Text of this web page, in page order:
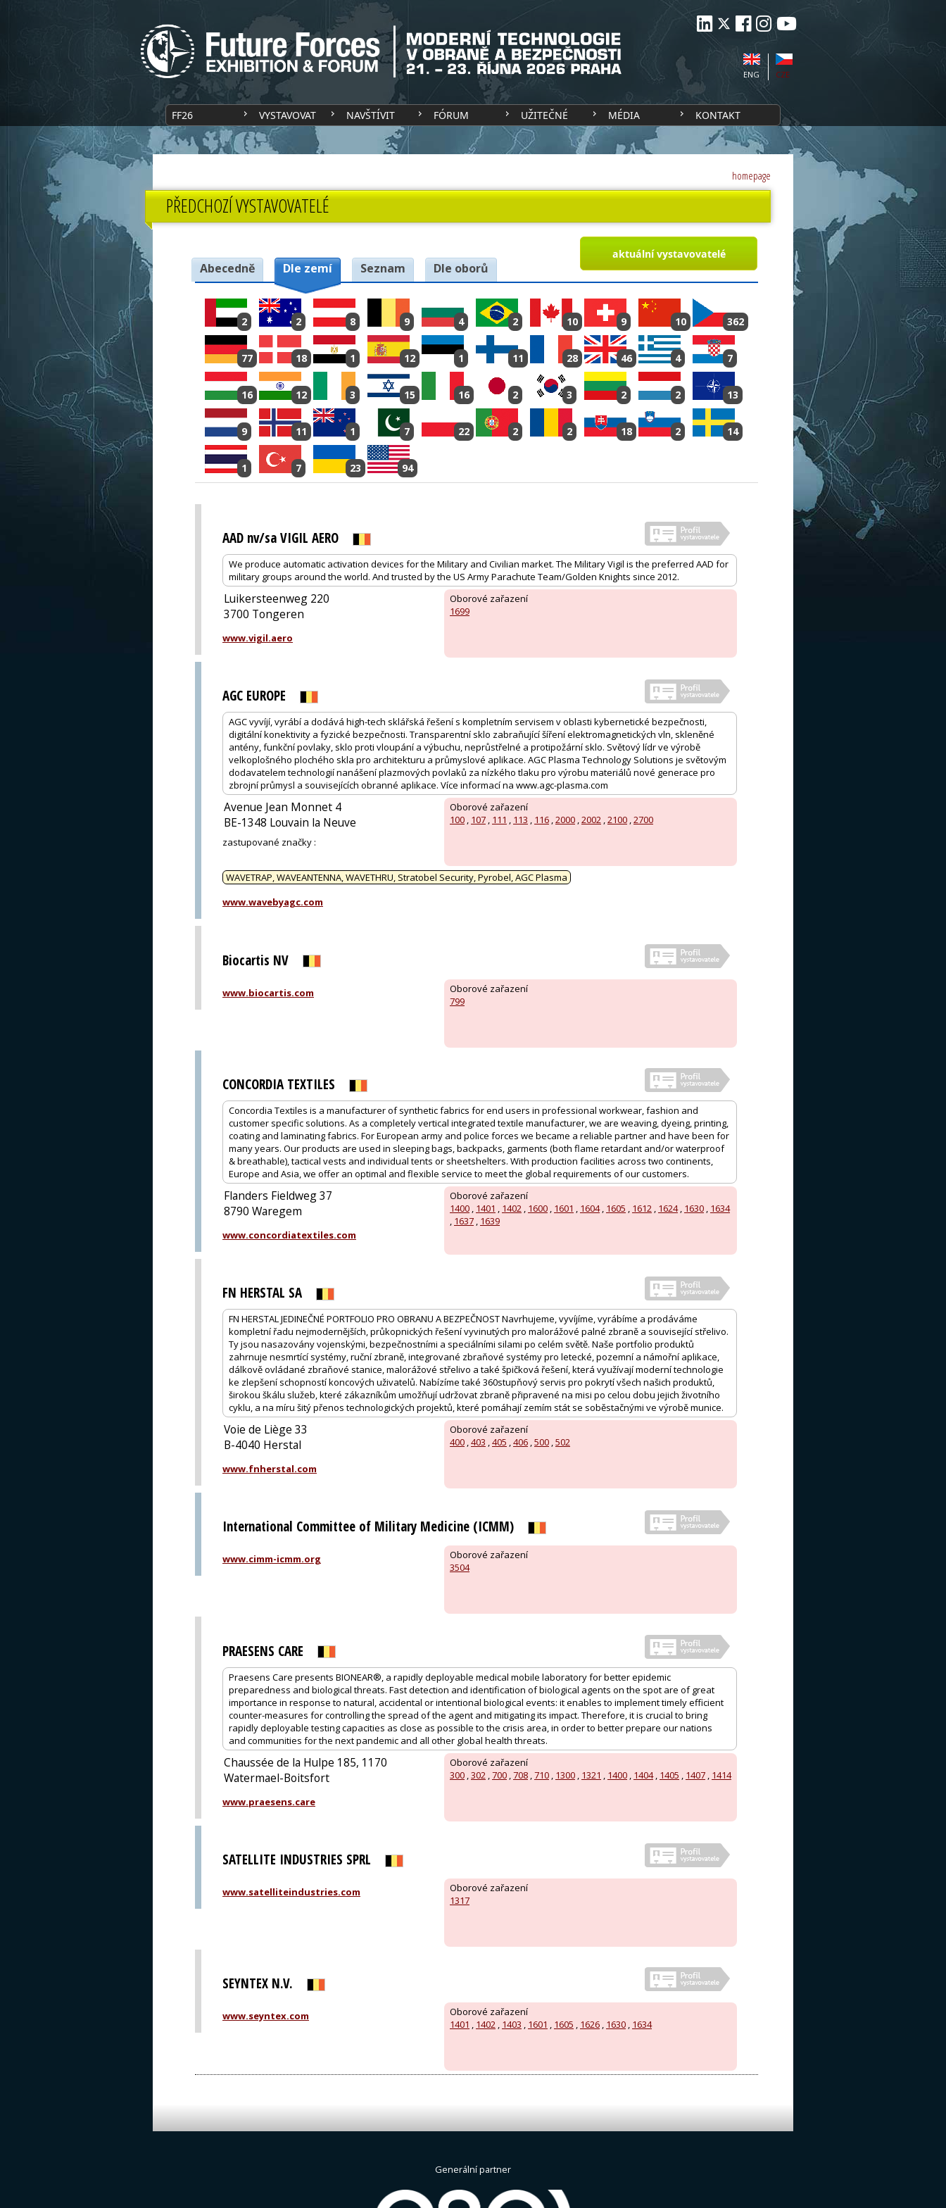
CZE
ENG
FF26 VYSTAVOVAT NAVŠTÍVIT FÓRUM UŽITEČNÉ MÉDIA KONTAKT
homepage
PŘEDCHOZÍ VYSTAVOVATELÉ
aktuální vystavovatelé
Abecedně Dle zemí Seznam Dle oborů
2 2 8 9 4 2 10 9 10 362
77 18 1 12 1 11 28 46 4 7
16 12 3 15 16 2 3 2 2 13
9 11 1 7 22 2 2 18 2 14
1 7 23 94
AAD nv/sa VIGIL AERO
We produce automatic activation devices for the Military and Civilian market. The Military Vigil is the preferred AAD for
military groups around the world. And trusted by the US Army Parachute Team/Golden Knights since 2012.
Oborové zařazení
1699
Luikersteenweg 220
3700 Tongeren
www.vigil.aero
AGC EUROPE
AGC vyvíjí, vyrábí a dodává high-tech sklářská řešení s kompletním servisem v oblasti kybernetické bezpečnosti,
digitální konektivity a fyzické bezpečnosti. Transparentní sklo zabraňující šíření elektromagnetických vln, skleněné
antény, funkční povlaky, sklo proti vloupání a výbuchu, neprůstřelné a protipožární sklo. Světový lídr ve výrobě
velkoplošného plochého skla pro architekturu a průmyslové aplikace. AGC Plasma Technology Solutions je světovým
dodavatelem technologií nanášení plazmových povlaků za nízkého tlaku pro výrobu materiálů nové generace pro
zbrojní průmysl a souvisejících obranné aplikace. Více informací na www.agc-plasma.com
Oborové zařazení
100 , 107 , 111 , 113 , 116 ,2000 ,2002 ,2100 ,2700
Avenue Jean Monnet 4
BE-1348 Louvain la Neuve
zastupované značky :
WAVETRAP, WAVEANTENNA, WAVETHRU, Stratobel Security, Pyrobel, AGC Plasma
www.wavebyagc.com
Biocartis NV
Oborové zařazení
799
www.biocartis.com
CONCORDIA TEXTILES
Concordia Textiles is a manufacturer of synthetic fabrics for end users in professional workwear, fashion and
customer specific solutions. As a completely vertical integrated textile manufacturer, we are weaving, dyeing, printing,
coating and laminating fabrics. For European army and police forces we became a reliable partner and have been for
many years. Our products are used in sleeping bags, backpacks, garments (both flame retardant and/or waterproof
& breathable), tactical vests and individual tents or sheetshelters. With production facilities across two continents,
Europe and Asia, we offer an optimal and flexible service to meet the global requirements of our customers.
Oborové zařazení
1400 , 1401 , 1402 , 1600 , 1601 , 1604, 1605 , 1612 , 1624, 1630 , 1634
, 1637 , 1639
Flanders Fieldweg 37
8790 Waregem
www.concordiatextiles.com
FN HERSTAL SA
FN HERSTAL JEDINEČNÉ PORTFOLIO PRO OBRANU A BEZPEČNOST Navrhujeme, vyvíjíme, vyrábíme a prodáváme
kompletní řadu nejmodernějších, průkopnických řešení vyvinutých pro malorážové palné zbraně a související střelivo.
Ty jsou nasazovány vojenskými, bezpečnostními a speciálními silami po celém světě. Naše portfolio produktů
zahrnuje nesmrtící systémy, ruční zbraně, integrované zbraňové systémy pro letecké, pozemní a námořní aplikace,
dálkově ovládané zbraňové stanice, malorážové střelivo a také špičková řešení, která využívají moderní technologie
ke zlepšení schopností koncových uživatelů. Nabízíme také 360stupňový servis pro pokrytí všech našich produktů,
širokou škálu služeb, které zákazníkům umožňují udržovat zbraně připravené na misi po celou dobu jejich životního
cyklu, a na míru šitý přenos technologických projektů, které pomáhají zemím stát se soběstačnými ve výrobě munice.
Oborové zařazení
400 ,403 ,405 ,406 ,500 ,502
Voie de Liège 33
B-4040 Herstal
www.fnherstal.com
International Committee of Military Medicine (ICMM)
Oborové zařazení
3504
www.cimm-icmm.org
PRAESENS CARE
Praesens Care presents BIONEAR®, a rapidly deployable medical mobile laboratory for better epidemic
preparedness and biological threats. Fast detection and identification of biological agents on the spot are of great
importance in response to natural, accidental or intentional biological events: it enables to implement timely efficient
counter-measures for controlling the spread of the agent and mitigating its impact. Therefore, it is crucial to bring
rapidly deployable testing capacities as close as possible to the crisis area, in order to better prepare our nations
and communities for the next pandemic and all other global health threats.
Oborové zařazení
300 ,302 ,700 ,708 ,710 , 1300 , 1321 , 1400 , 1404, 1405 , 1407 , 1414
Chaussée de la Hulpe 185, 1170
Watermael-Boitsfort
www.praesens.care
SATELLITE INDUSTRIES SPRL
Oborové zařazení
1317
www.satelliteindustries.com
SEYNTEX N.V.
Oborové zařazení
1401 , 1402 , 1403 , 1601 , 1605 , 1626 , 1630 , 1634
www.seyntex.com
Generální partner